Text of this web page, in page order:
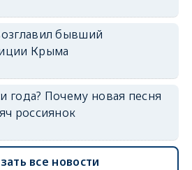
бывший
Крыма
года? Почему новая песня
россиянок
все новости